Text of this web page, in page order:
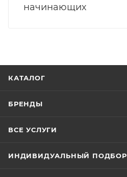
начинающих
КАТАЛОГ
БРЕНДЫ
ВСЕ УСЛУГИ
ИНДИВИДУАЛЬНЫЙ ПОДБОР